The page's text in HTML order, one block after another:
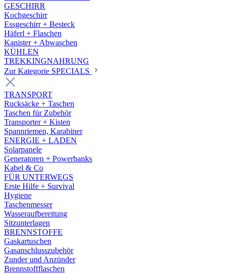
GESCHIRR
Kochgeschirr
Essgeschirr + Besteck
Häferl + Flaschen
Kanister + Abwaschen
KÜHLEN
TREKKINGNAHRUNG
Zur Kategorie SPECIALS
TRANSPORT
Rucksäcke + Taschen
Taschen für Zubehör
Transporter + Kisten
Spannriemen, Karabiner
ENERGIE + LADEN
Solarpanele
Generatoren + Powerbanks
Kabel & Co
FÜR UNTERWEGS
Erste Hilfe + Survival
Hygiene
Taschenmesser
Wasseraufbereitung
Sitzunterlagen
BRENNSTOFFE
Gaskartuschen
Gasanschlusszubehör
Zunder und Anzünder
Brennstoffflaschen